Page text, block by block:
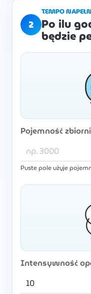
2
TEMPO
Po ilu
będzie
Pojemność
Puste pole użyje
Intensywność